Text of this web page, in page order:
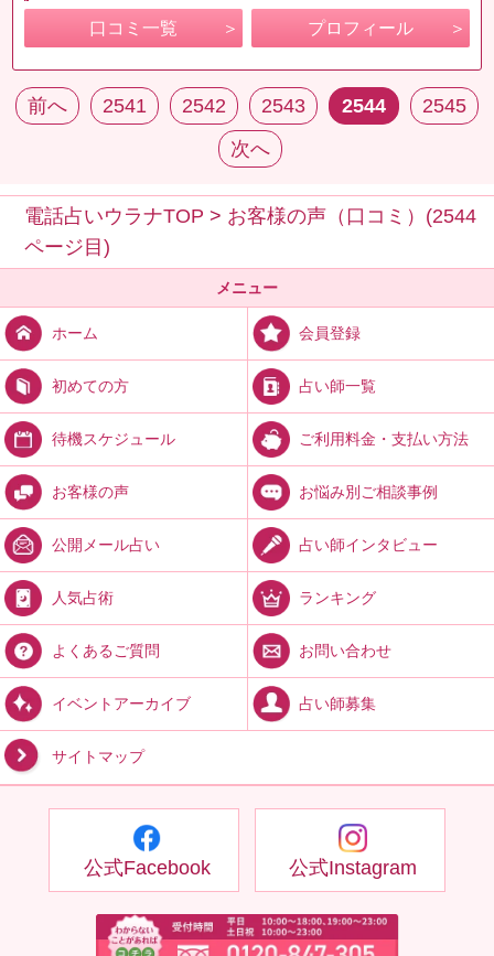
口コミ一覧 プロフィール
前へ 2541 2542 2543 2544
2545
次へ
電話占いウラナTOP > お客様の声（口コミ）(2544
ページ目)
メニュー
ホーム 会員登録
初めての方 占い師一覧
待機スケジュール ご利用料金・支払い方法
お客様の声 お悩み別ご相談事例
公開メール占い 占い師インタビュー
人気占術 ランキング
よくあるご質問 お問い合わせ
イベントアーカイブ 占い師募集
サイトマップ
公式Facebook 公式Instagram